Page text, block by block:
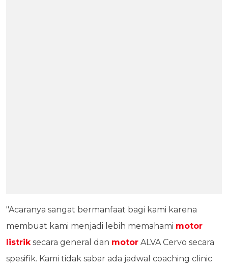
"Acaranya sangat bermanfaat bagi kami karena
membuat kami menjadi lebih memahami motor
listrik secara general dan motor ALVA Cervo secara
spesifik. Kami tidak sabar ada jadwal coaching clinic